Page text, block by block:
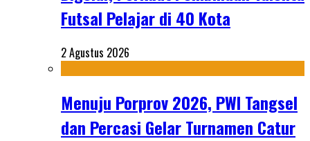
Futsal Pelajar di 40 Kota
2 Agustus 2026
Menuju Porprov 2026, PWI Tangsel
dan Percasi Gelar Turnamen Catur